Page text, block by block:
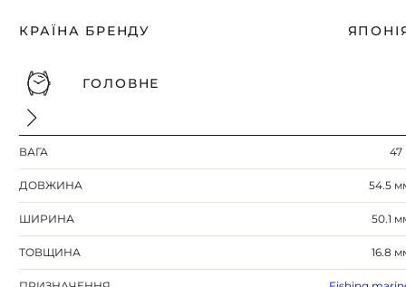
КРАЇНА БРЕНДУ
ГОЛОВНЕ
ВАГА 47
ДОВЖИНА 54.5
ШИРИНА 50.1
ТОВЩИНА 16.8